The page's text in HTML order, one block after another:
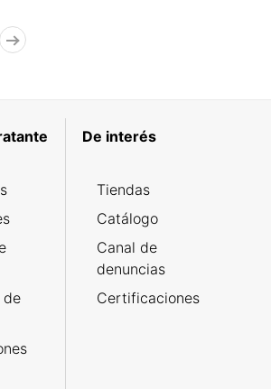
de
De interés
Tiendas
Catálogo
Canal de
denuncias
Certificaciones